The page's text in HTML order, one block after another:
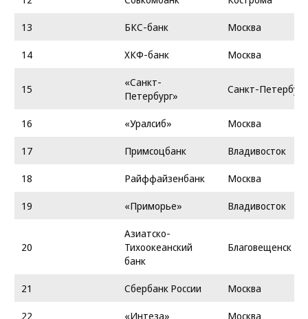
13
БКС-банк
Москва
14
ХКФ-банк Москва
15
«Санкт-
Петербург»
Санкт-Петербург
16 «Уралсиб»
Москва
17
Примсоцбанк
Владивосток
18
Райффайзенбанк
Москва
19
«Приморье» Владивосток
20
Азиатско-
Тихоокеанский
банк
Благовещенск
21 Сбербанк России
Москва
22
«Интеза»
Москва